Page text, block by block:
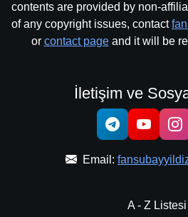
contents are provided by non-
of any copyright issues, contact
or contact pageand it will be
İletişim ve
Email:
A - Z Listesi